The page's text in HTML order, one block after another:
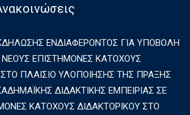
ΕΝΔΙΑΦΕΡΟΝΤΟΣ ΓΙΑ ΥΠΟΒΟΛΗ
ΕΠΙΣΤΗΜΟΝΕΣ ΚΑΤΟΧΟΥΣ
ΠΛΑΙΣΙΟ ΥΛΟΠΟΙΗΣΗΣ ΤΗΣ ΠΡΑΞΗΣ
ΔΙΔΑΚΤΙΚΗΣ ΕΜΠΕΙΡΙΑΣ ΣΕ
ΚΑΤΟΧΟΥΣ ΔΙΔΑΚΤΟΡΙΚΟΥ ΣΤΟ